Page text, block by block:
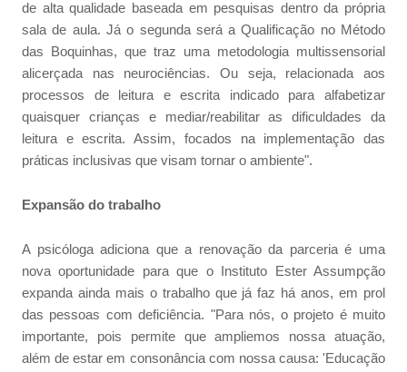
de alta qualidade baseada em pesquisas dentro da própria
sala de aula. Já o segunda será a Qualificação no Método
das Boquinhas, que traz uma metodologia multissensorial
alicerçada nas neurociências. Ou seja, relacionada aos
processos de leitura e escrita indicado para alfabetizar
quaisquer crianças e mediar/reabilitar as dificuldades da
leitura e escrita. Assim, focados na implementação das
práticas inclusivas que visam tornar o ambiente".
Expansão do trabalho
A psicóloga adiciona que a renovação da parceria é uma
nova oportunidade para que o Instituto Ester Assumpção
expanda ainda mais o trabalho que já faz há anos, em prol
das pessoas com deficiência. "Para nós, o projeto é muito
importante, pois permite que ampliemos nossa atuação,
além de estar em consonância com nossa causa: 'Educação